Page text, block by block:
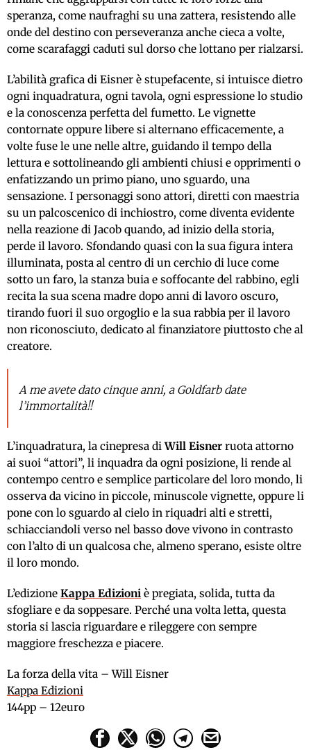
speranza, come naufraghi su una zattera, resistendo alle
onde del destino con perseveranza anche cieca a volte,
come scarafaggi caduti sul dorso che lottano per rialzarsi.
L’abilità grafica di Eisner è stupefacente, si intuisce dietro
ogni inquadratura, ogni tavola, ogni espressione lo studio
e la conoscenza perfetta del fumetto. Le vignette
contornate oppure libere si alternano efficacemente, a
volte fuse le une nelle altre, guidando il tempo della
lettura e sottolineando gli ambienti chiusi e opprimenti o
enfatizzando un primo piano, uno sguardo, una
sensazione. I personaggi sono attori, diretti con maestria
su un palcoscenico di inchiostro, come diventa evidente
nella reazione di Jacob quando, ad inizio della storia,
perde il lavoro. Sfondando quasi con la sua figura intera
illuminata, posta al centro di un cerchio di luce come
sotto un faro, la stanza buia e soffocante del rabbino, egli
recita la sua scena madre dopo anni di lavoro oscuro,
tirando fuori il suo orgoglio e la sua rabbia per il lavoro
non riconosciuto, dedicato al finanziatore piuttosto che al
creatore.
A me avete dato cinque anni, a Goldfarb date
l’immortalità!!
L’inquadratura, la cinepresa diWill Eisner ruota attorno
ai suoi “attori”, li inquadra da ogni posizione, li rende al
contempo centro e semplice particolare del loro mondo, li
osserva da vicino in piccole, minuscole vignette, oppure li
pone con lo sguardo al cielo in riquadri alti e stretti,
schiacciandoli verso nel basso dove vivono in contrasto
con l’alto di un qualcosa che, almeno sperano, esiste oltre
il loro mondo.
L’edizione Kappa Edizioni è pregiata, solida, tutta da
sfogliare e da soppesare. Perché una volta letta, questa
storia si lascia riguardare e rileggere con sempre
maggiore freschezza e piacere.
La forza della vita – Will Eisner
Kappa Edizioni
144pp – 12euro